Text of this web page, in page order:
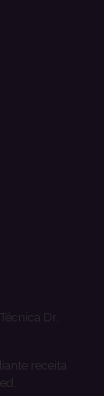
Dr.
receita